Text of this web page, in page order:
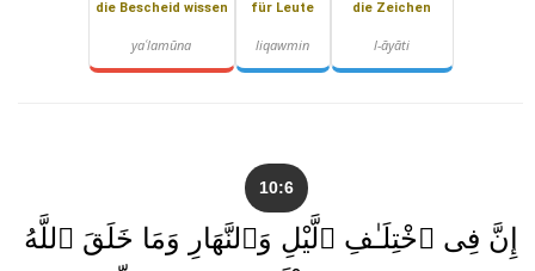
die Zeichen
l-āyāti
für Leute
liqawmin
die Bescheid wissen
yaʿlamūna
10:6
إِنَّ فِى ٱخْتِلَـٰفِ ٱلَّيْلِ وَٱلنَّهَارِ وَمَا خَلَقَ ٱللَّهُ